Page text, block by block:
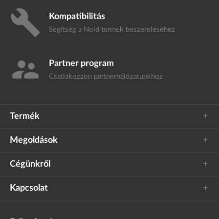
build Kompatibilitás
Segítség a Nold termék beszereléséhez
supervisor_account Partner program
Csatlakozzon partnerhálózatunkhoz
Termék
Megoldások
Cégünkről
Kapcsolat